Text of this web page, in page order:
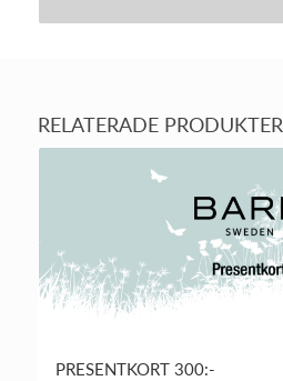
RELATERADE PRODUKTER
PRESENTKORT 300:-